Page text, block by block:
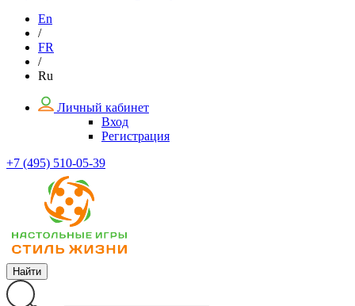
En
/
FR
/
Ru
Личный кабинет
Вход
Регистрация
+7 (495) 510-05-39
Найти